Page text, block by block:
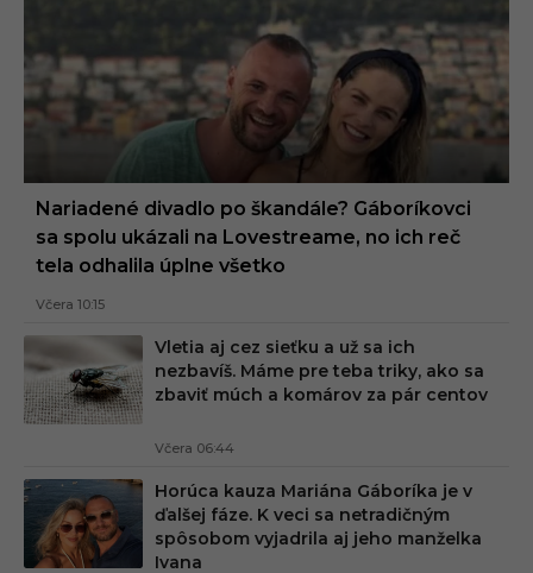
Nariadené divadlo po škandále? Gáboríkovci
sa spolu ukázali na Lovestreame, no ich reč
tela odhalila úplne všetko
Včera 10:15
Vletia aj cez sieťku a už sa ich
nezbavíš. Máme pre teba triky, ako sa
zbaviť múch a komárov za pár centov
Včera 06:44
Horúca kauza Mariána Gáboríka je v
ďalšej fáze. K veci sa netradičným
spôsobom vyjadrila aj jeho manželka
Ivana